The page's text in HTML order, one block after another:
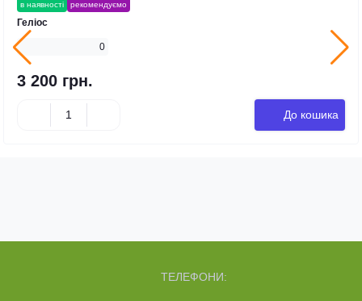
в наявності рекомендуємо
Геліос
0
3 200 грн.
До кошика
ТЕЛЕФОНИ: